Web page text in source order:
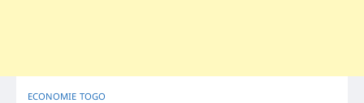
ECONOMIE TOGO